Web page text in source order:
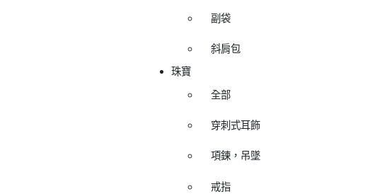
副袋
斜肩包
珠寶
全部
穿刺式耳飾
項鍊，吊墜
戒指